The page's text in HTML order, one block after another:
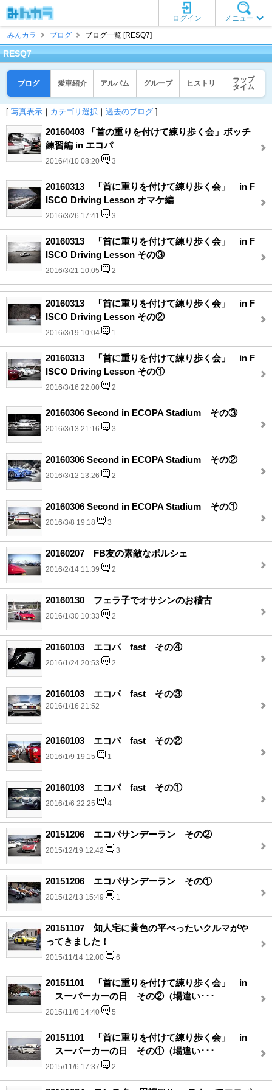
メニュー
ログイン
みんカラ
ブログ ブログ一覧 [RESQ7]
RESQ7
ブログ 愛車紹介 アルバム グループ ヒストリ
ラップ
タイム
[ 写真表示 ｜ カテゴリ選択 ｜ 過去のブログ ]
20160403 「首の重りを付けて練り歩く会」ボッチ
練習編 in エコパ
2016/4/10 08:20 3
20160313 「首に重りを付けて練り歩く会」 in F
ISCO Driving Lesson オマケ編
2016/3/26 17:41 3
20160313 「首に重りを付けて練り歩く会」 in F
ISCO Driving Lesson その③
2016/3/21 10:05 2
20160313 「首に重りを付けて練り歩く会」 in F
ISCO Driving Lesson その②
2016/3/19 10:04 1
20160313 「首に重りを付けて練り歩く会」 in F
ISCO Driving Lesson その①
2016/3/16 22:00 2
20160306 Second in ECOPA Stadium その③
2016/3/13 21:16 3
20160306 Second in ECOPA Stadium その②
2016/3/12 13:26 2
20160306 Second in ECOPA Stadium その①
2016/3/8 19:18 3
20160207 FB友の素敵なポルシェ
2016/2/14 11:39 2
20160130 フェラ子でオサシンのお稽古
2016/1/30 10:33 2
20160103 エコパ fast その④
2016/1/24 20:53 2
20160103 エコパ fast その③
2016/1/16 21:52
20160103 エコパ fast その②
2016/1/9 19:15 1
20160103 エコパ fast その①
2016/1/6 22:25 4
20151206 エコパサンデーラン その②
2015/12/19 12:42 3
20151206 エコパサンデーラン その①
2015/12/13 15:49 1
20151107 知人宅に黄色の平べったいクルマがや
ってきました！
2015/11/14 12:00 6
20151101 「首に重りを付けて練り歩く会」 in
スーパーカーの日 その②（場違い･･･
2015/11/8 14:40 5
20151101 「首に重りを付けて練り歩く会」 in
スーパーカーの日 その①（場違い･･･
2015/11/6 17:37 2